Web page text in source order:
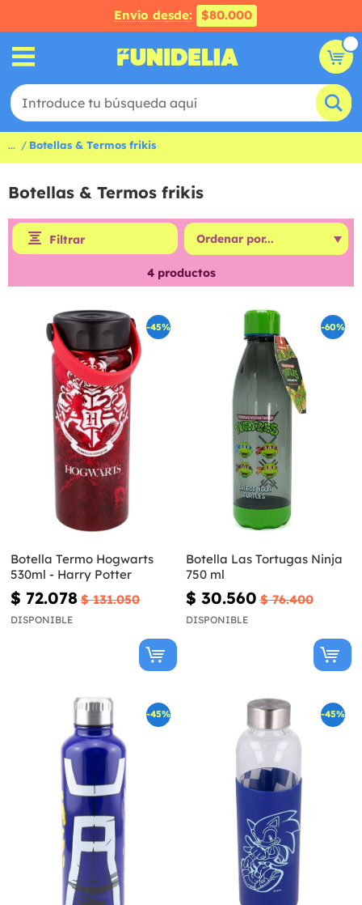
Envío desde: $80.000
... Botellas & Termos frikis
Botellas & Termos frikis
Filtrar
4productos
-45%
Botella Termo Hogwarts
530ml - Harry Potter
$ 72.078 $ 131.050
DISPONIBLE
-60%
Botella Las Tortugas Ninja
750 ml
$ 30.560 $ 76.400
DISPONIBLE
-45% -45%